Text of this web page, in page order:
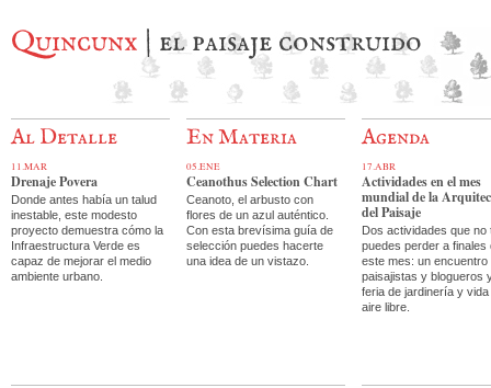
Quincunx | el paisaje construido
Al Detalle
11.MAR
Drenaje Povera
Donde antes había un talud
inestable, este modesto
proyecto demuestra cómo la
Infraestructura Verde es
capaz de mejorar el medio
ambiente urbano.
En Materia
05.ENE
Ceanothus Selection Chart
Ceanoto, el arbusto con
flores de un azul auténtico.
Con esta brevísima guía de
selección puedes hacerte
una idea de un vistazo.
Agenda
17.ABR
Actividades en el mes
mundial de la
del Paisaje
Dos actividades que no
puedes perder a finales
este mes: un encuentro
paisajistas y blogueros
feria de jardinería y vida
aire libre.